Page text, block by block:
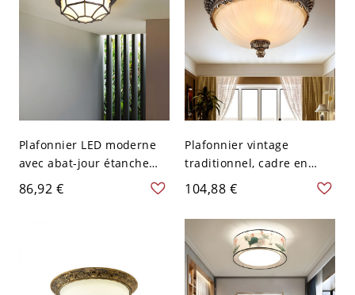
Plafonnier LED moderne
avec abat-jour étanche
pour cour et balcon - 110
V-120 V Noir 22,86 cm
86,92 €
Plafonnier vintage
traditionnel, cadre en
résine sculptée
ornementale avec vasque
en verre dépoli - 110 V-
120 V Café petit
104,88 €